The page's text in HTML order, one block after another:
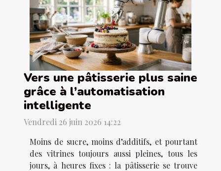
Vers une pâtisserie plus saine
grâce à l’automatisation
intelligente
Vendredi 26 juin 2026 14:22
Moins de sucre, moins d’additifs, et pourtant
des vitrines toujours aussi pleines, tous les
jours, à heures fixes : la pâtisserie se trouve